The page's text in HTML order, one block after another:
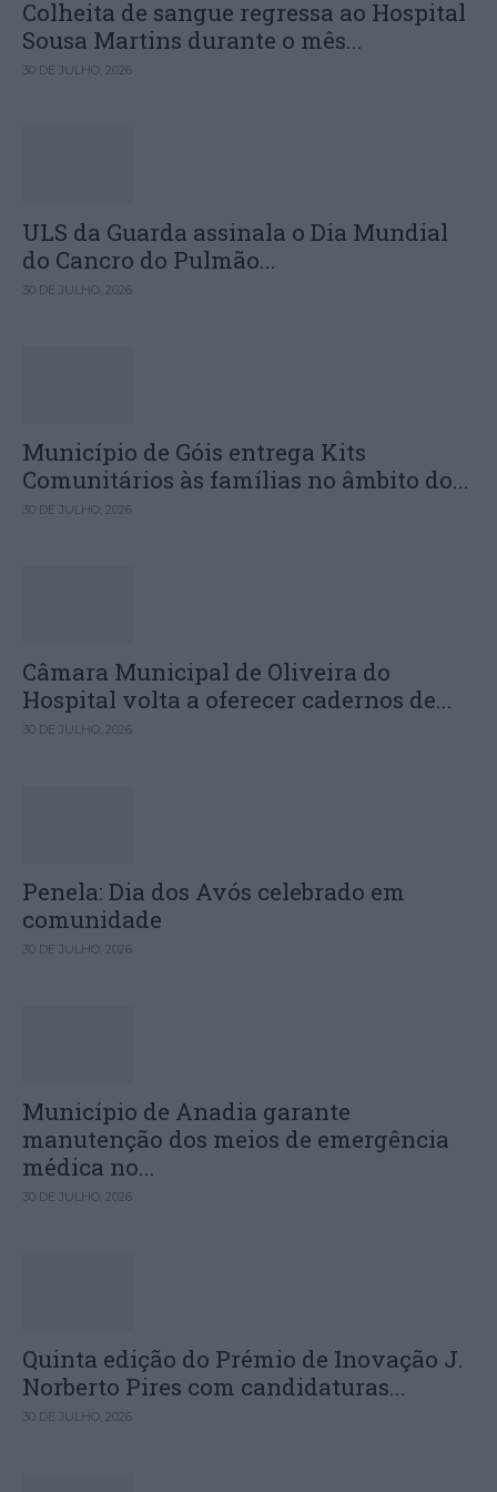
Colheita de sangue regressa ao Hospital
Sousa Martins durante o mês...
30 DE JULHO, 2026
ULS da Guarda assinala o Dia Mundial
do Cancro do Pulmão...
30 DE JULHO, 2026
Município de Góis entrega Kits
Comunitários às famílias no âmbito do...
30 DE JULHO, 2026
Câmara Municipal de Oliveira do
Hospital volta a oferecer cadernos de...
30 DE JULHO, 2026
Penela: Dia dos Avós celebrado em
comunidade
30 DE JULHO, 2026
Município de Anadia garante
manutenção dos meios de emergência
médica no...
30 DE JULHO, 2026
Quinta edição do Prémio de Inovação J.
Norberto Pires com candidaturas...
30 DE JULHO, 2026